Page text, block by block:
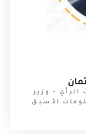
الرأي - وزير
الأسبق